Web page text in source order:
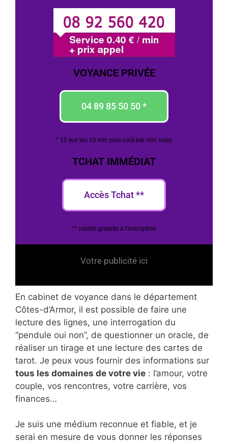
VOYANCE PRIVÉE
04 89 85 50 50 *
* 15 eur les 10 min puis coût par min supp
TCHAT IMMÉDIAT
Accès Tchat **
** crédits gratuits à l'inscription
Votre publicité ici
En cabinet de voyance dans le département
Côtes-d’Armor, il est possible de faire une
lecture des lignes, une interrogation du
“pendule oui non”, de questionner un oracle, de
réaliser un tirage et une lecture des cartes de
tarot. Je peux vous fournir des informations sur
tous les domaines de votre vie : l’amour, votre
couple, vos rencontres, votre carrière, vos
finances…
Je suis une médium reconnue et fiable, et je
serai en mesure de vous donner les réponses